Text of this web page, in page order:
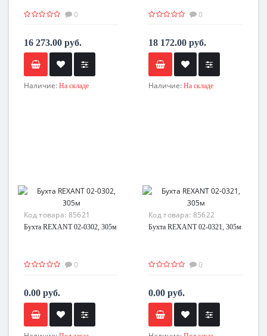
0
16 273.00 руб.
Наличие: На складе
0
18 172.00 руб.
Наличие: На складе
Код товара: 85621
Бухта REXANT 02-0302, 305м
0
0.00 руб.
Код товара: 85622
Бухта REXANT 02-0321, 305м
0
0.00 руб.